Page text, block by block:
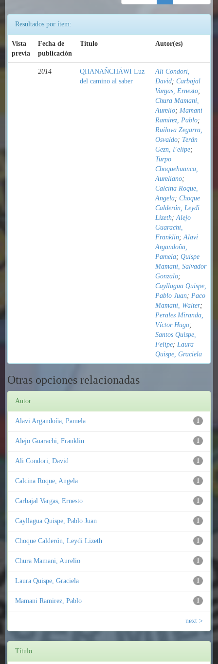
Resultados por ítem:
Vista
previa
Fecha de
publicación
Título Autor(es)
2014
QHANAÑCHÄWI Luz
del camino al saber
Ali Condori,
David; Carbajal
Vargas, Ernesto;
Chura Mamani,
Aurelio; Mamani
Ramirez, Pablo;
Ruilova Zegarra,
Osvaldo; Terán
Gezn, Felipe;
Turpo
Choquehuanca,
Aureliano;
Calcina Roque,
Angela; Choque
Calderón, Leydi
Lizeth;Alejo
Guarachi,
Franklin;Alavi
Argandoña,
Pamela; Quispe
Mamani, Salvador
Gonzalo;
Cayllagua Quispe,
Pablo Juan; Paco
Mamani, Walter;
Perales Miranda,
Víctor Hugo;
Santos Quispe,
Felipe; Laura
Quispe, Graciela
Otras opciones relacionadas
Autor
1
Alavi Argandoña, Pamela
1
Alejo Guarachi, Franklin
1
Ali Condori, David
1
Calcina Roque, Angela
1
Carbajal Vargas, Ernesto
1
Cayllagua Quispe, Pablo Juan
1
Choque Calderón, Leydi Lizeth
1
Chura Mamani, Aurelio
1
Laura Quispe, Graciela
1
Mamani Ramirez, Pablo
next >
Título